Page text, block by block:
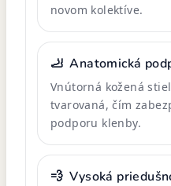
novom kolektíve.
🦶 Anatomická
Vnútorná kožená
tvarovaná, čím
podporu klenby.
💨 Vysoká